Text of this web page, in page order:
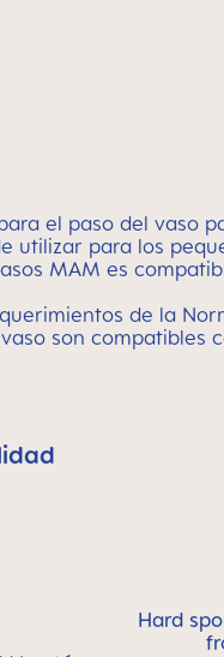
el paso del vaso
utilizar para los
MAM es
de la
son compatibles
Bar
Hard